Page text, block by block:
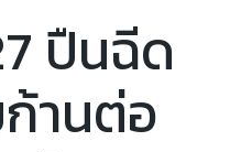
ปืนฉีด
านต่อ